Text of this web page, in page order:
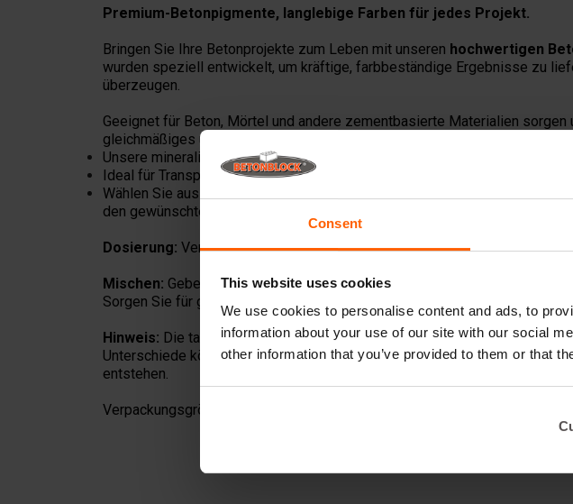
Consent
This website uses cookies
We use cookies to personalise content and ads, to
information about your use of our site with our social
other information that you’ve provided to them or that
Premium-Betonpigmente, langlebige Farben für jedes Projekt.
Bringen Sie Ihre Betonprojekte zum Leben mit unseren hochwertigen
wurden speziell entwickelt, um kräftige, farbbeständige Ergebnisse zu
überzeugen.
Geeignet für Beton, Mörtel und andere zementbasierte Materialien sorgen
gleichmäßiges und langlebiges Finish.
Unsere mineralischen Pigmente sind für eine lange Haltbarkeit ausgelegt.
Ideal für Transportbeton, Fertigteile, gestempelten Beton und dekorative
Wählen Sie aus natürlichen Erdtönen, modernen kräftigen Farben oder
den gewünschten Look zu erzielen.
Dosierung: Verwenden Sie 1 kg Pigment pro 1 m³ Beton für eine
Mischen: Geben Sie das Pigment direkt der Mischung zu, um optimale
Sorgen Sie für gründliches Mischen, um eine gleichmäßige Farbverteilung
Hinweis: Die tatsächliche Produktfarbe kann leicht von der
Unterschiede können durch Zementtyp, Zuschlagstoffe, Wasseranteil und
entstehen.
Verpackungsgrößen in kg: 1, 10, 25,